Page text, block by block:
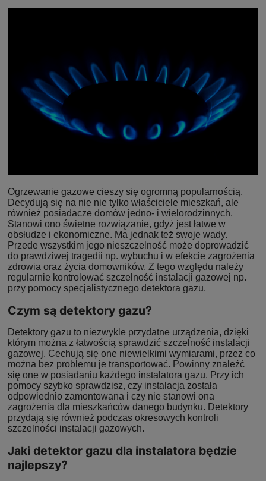
Ogrzewanie gazowe cieszy się ogromną popularnością.
Decydują się na nie nie tylko właściciele mieszkań, ale
również posiadacze domów jedno- i wielorodzinnych.
Stanowi ono świetne rozwiązanie, gdyż jest łatwe w
obsłudze i ekonomiczne. Ma jednak też swoje wady.
Przede wszystkim jego nieszczelność może doprowadzić
do prawdziwej tragedii np. wybuchu i w efekcie zagrożenia
zdrowia oraz życia domowników. Z tego względu należy
regularnie kontrolować szczelność instalacji gazowej np.
przy pomocy specjalistycznego detektora gazu.
Czym są detektory gazu?
Detektory gazu to niezwykle przydatne urządzenia, dzięki
którym można z łatwością sprawdzić szczelność instalacji
gazowej. Cechują się one niewielkimi wymiarami, przez co
można bez problemu je transportować. Powinny znaleźć
się one w posiadaniu każdego instalatora gazu. Przy ich
pomocy szybko sprawdzisz, czy instalacja została
odpowiednio zamontowana i czy nie stanowi ona
zagrożenia dla mieszkańców danego budynku. Detektory
przydają się również podczas okresowych kontroli
szczelności instalacji gazowych.
Jaki detektor gazu dla instalatora będzie
najlepszy?